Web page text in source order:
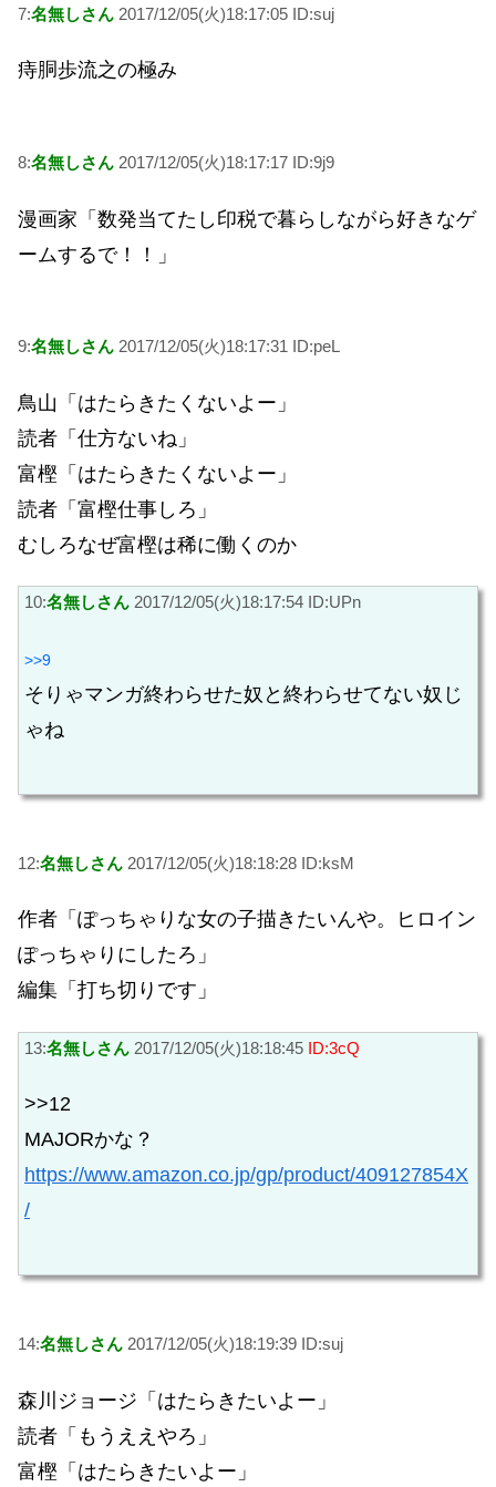
7:名無しさん 2017/12/05(火)18:17:05 ID:suj
痔胴歩流之の極み
8:名無しさん 2017/12/05(火)18:17:17 ID:9j9
漫画家「数発当てたし印税で暮らしながら好きなゲ
ームするで！！」
9:名無しさん 2017/12/05(火)18:17:31 ID:peL
鳥山「はたらきたくないよー」
読者「仕方ないね」
富樫「はたらきたくないよー」
読者「富樫仕事しろ」
むしろなぜ富樫は稀に働くのか
10:名無しさん 2017/12/05(火)18:17:54 ID:UPn
>>9
そりゃマンガ終わらせた奴と終わらせてない奴じ
ゃね
12:名無しさん 2017/12/05(火)18:18:28 ID:ksM
作者「ぽっちゃりな女の子描きたいんや。ヒロイン
ぽっちゃりにしたろ」
編集「打ち切りです」
13:名無しさん 2017/12/05(火)18:18:45 ID:3cQ
>>12
MAJORかな？
https://www.amazon.co.jp/gp/product/409127854X
/
14:名無しさん 2017/12/05(火)18:19:39 ID:suj
森川ジョージ「はたらきたいよー」
読者「もうええやろ」
富樫「はたらきたいよー」